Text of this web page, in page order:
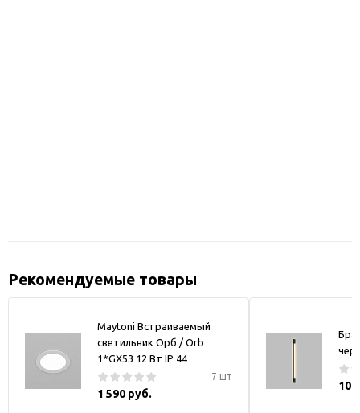
Рекомендуемые товары
Maytoni Встраиваемый
светильник Орб / Orb
1*GX53 12 Вт IP 44
7 шт
1 590 руб.
Бра
10